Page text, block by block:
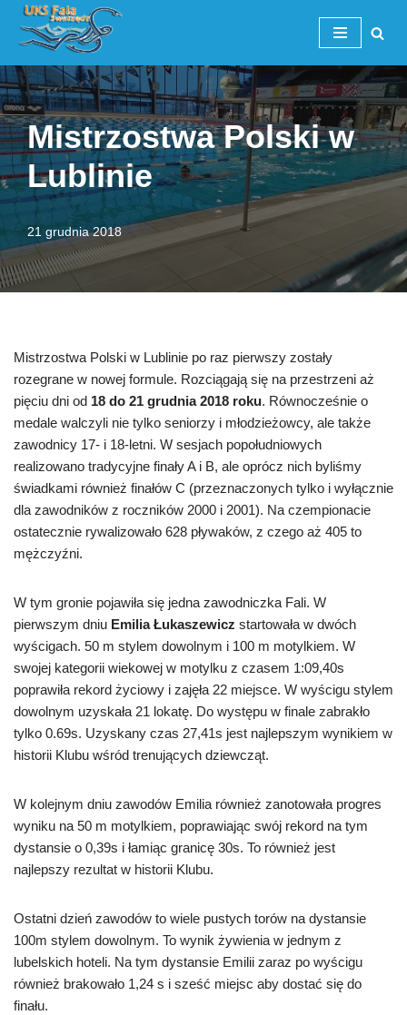
Przejdź
do
treści
Mistrzostwa Polski w
Lublinie
21 grudnia 2018
Mistrzostwa Polski w Lublinie po raz pierwszy zostały
rozegrane w nowej formule. Rozciągają się na przestrzeni aż
pięciu dni od 18 do 21 grudnia 2018 roku. Równocześnie o
medale walczyli nie tylko seniorzy i młodzieżowcy, ale także
zawodnicy 17- i 18-letni. W sesjach popołudniowych
realizowano tradycyjne finały A i B, ale oprócz nich byliśmy
świadkami również finałów C (przeznaczonych tylko i wyłącznie
dla zawodników z roczników 2000 i 2001). Na czempionacie
ostatecznie rywalizowało 628 pływaków, z czego aż 405 to
mężczyźni.
W tym gronie pojawiła się jedna zawodniczka Fali. W
pierwszym dniu Emilia Łukaszewicz startowała w dwóch
wyścigach. 50 m stylem dowolnym i 100 m motylkiem. W
swojej kategorii wiekowej w motylku z czasem 1:09,40s
poprawiła rekord życiowy i zajęła 22 miejsce. W wyścigu stylem
dowolnym uzyskała 21 lokatę. Do występu w finale zabrakło
tylko 0.69s. Uzyskany czas 27,41s jest najlepszym wynikiem w
historii Klubu wśród trenujących dziewcząt.
W kolejnym dniu zawodów Emilia również zanotowała progres
wyniku na 50 m motylkiem, poprawiając swój rekord na tym
dystansie o 0,39s i łamiąc granicę 30s. To również jest
najlepszy rezultat w historii Klubu.
Ostatni dzień zawodów to wiele pustych torów na dystansie
100m stylem dowolnym. To wynik żywienia w jednym z
lubelskich hoteli. Na tym dystansie Emilii zaraz po wyścigu
również brakowało 1,24 s i sześć miejsc aby dostać się do
finału.